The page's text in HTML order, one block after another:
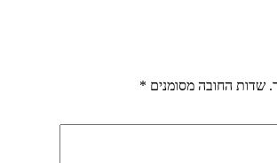
שדות החובה מסומנים *